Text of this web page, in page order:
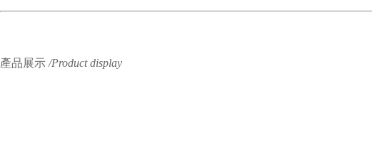
產品展示 /Product display